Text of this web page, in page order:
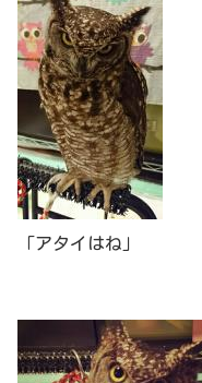
「アタイはね」